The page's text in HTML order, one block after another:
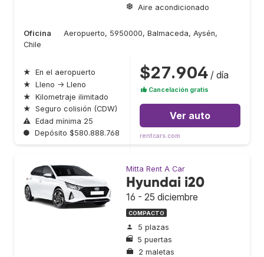
Aire acondicionado
Oficina
Aeropuerto, 5950000, Balmaceda, Aysén,
Chile
★ En el aeropuerto
★ Lleno → Lleno
★ Kilometraje ilimitado
★ Seguro colisión (CDW)
⚠ Edad mínima 25
● Depósito $580.888.768
$27.904 / día
Cancelación gratis
Ver auto
rentcars.com
Mitta Rent A Car
Hyundai i20
16 - 25 diciembre
COMPACTO
5 plazas
5 puertas
2 maletas